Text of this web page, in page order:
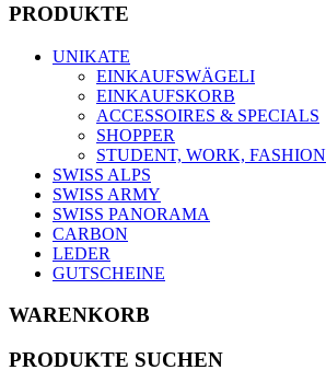
PRODUKTE
UNIKATE
EINKAUFSWÄGELI
EINKAUFSKORB
ACCESSOIRES & SPECIALS
SHOPPER
STUDENT, WORK, FASHION
SWISS ALPS
SWISS ARMY
SWISS PANORAMA
CARBON
LEDER
GUTSCHEINE
WARENKORB
PRODUKTE SUCHEN